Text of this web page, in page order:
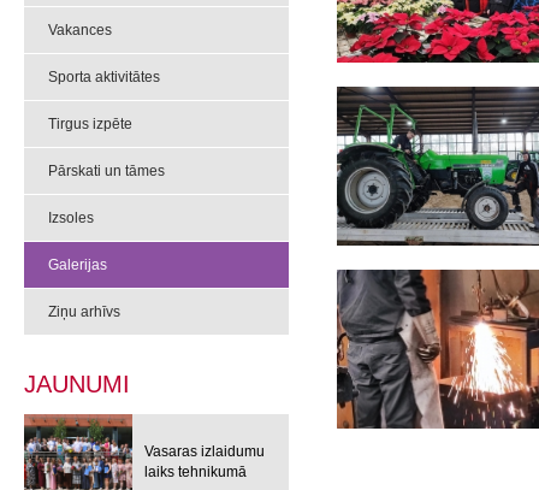
Vakances
Sporta aktivitātes
Tirgus izpēte
Pārskati un tāmes
Izsoles
Galerijas
Ziņu arhīvs
JAUNUMI
Vasaras izlaidumu
laiks tehnikumā